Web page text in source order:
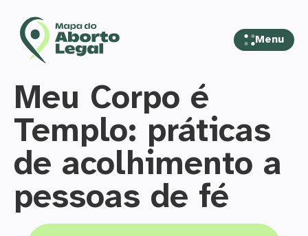
Menu
Meu Corpo é
Templo: práticas
de acolhimento a
pessoas de fé